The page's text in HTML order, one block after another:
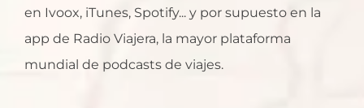
en Ivoox, iTunes, Spotify... y por supuesto en la
app de Radio Viajera, la mayor plataforma
mundial de podcasts de viajes.